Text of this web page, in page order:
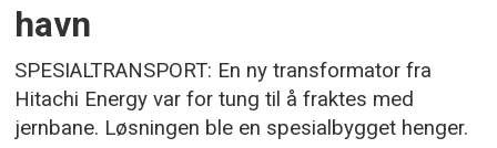
havn
SPESIALTRANSPORT: En ny transformator fra
Hitachi Energy var for tung til å fraktes med
jernbane. Løsningen ble en spesialbygget henger.